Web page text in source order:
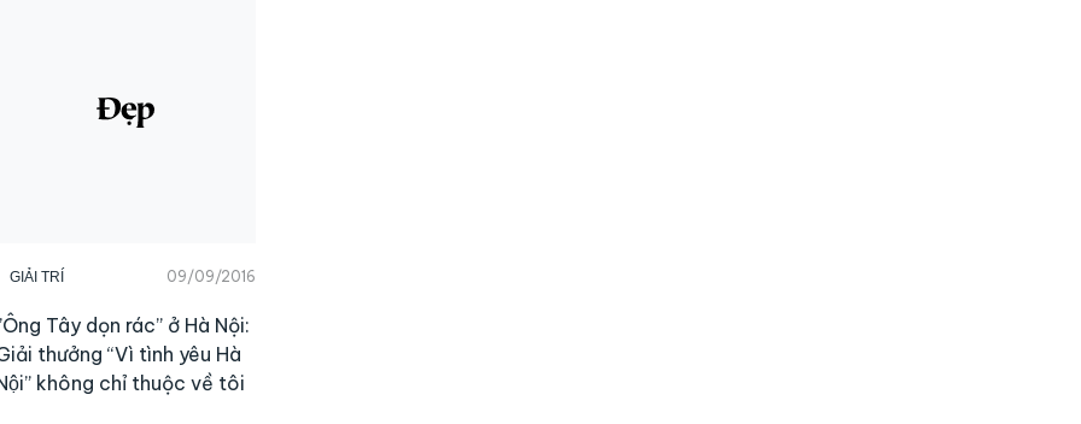
GIẢI TRÍ 09/09/2016
Tây dọn rác” ở Hà Nội:
thưởng “Vì tình yêu Hà
không chỉ thuộc về tôi